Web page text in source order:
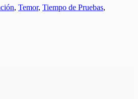
, Temor, Tiempo de Pruebas,